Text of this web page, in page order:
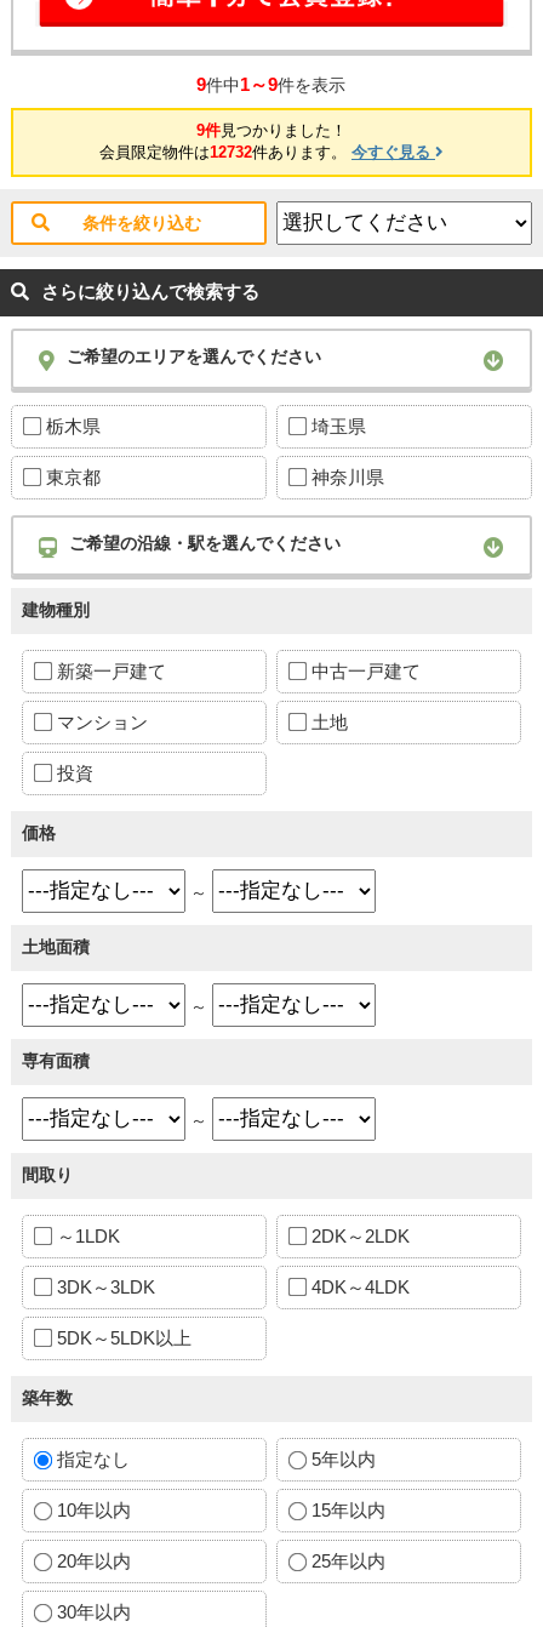
9件中1～9件を表示
9件見つかりました！
会員限定物件は12732件あります。 今すぐ見る
条件を絞り込む
さらに絞り込んで検索する
ご希望のエリアを選んでください
栃木県 埼玉県
東京都 神奈川県
ご希望の沿線・駅を選んでください
建物種別
新築一戸建て 中古一戸建て
マンション 土地
投資
価格
～
土地面積
～
専有面積
～
間取り
～1LDK 2DK～2LDK
3DK～3LDK 4DK～4LDK
5DK～5LDK以上
築年数
指定なし 5年以内
10年以内 15年以内
20年以内 25年以内
30年以内